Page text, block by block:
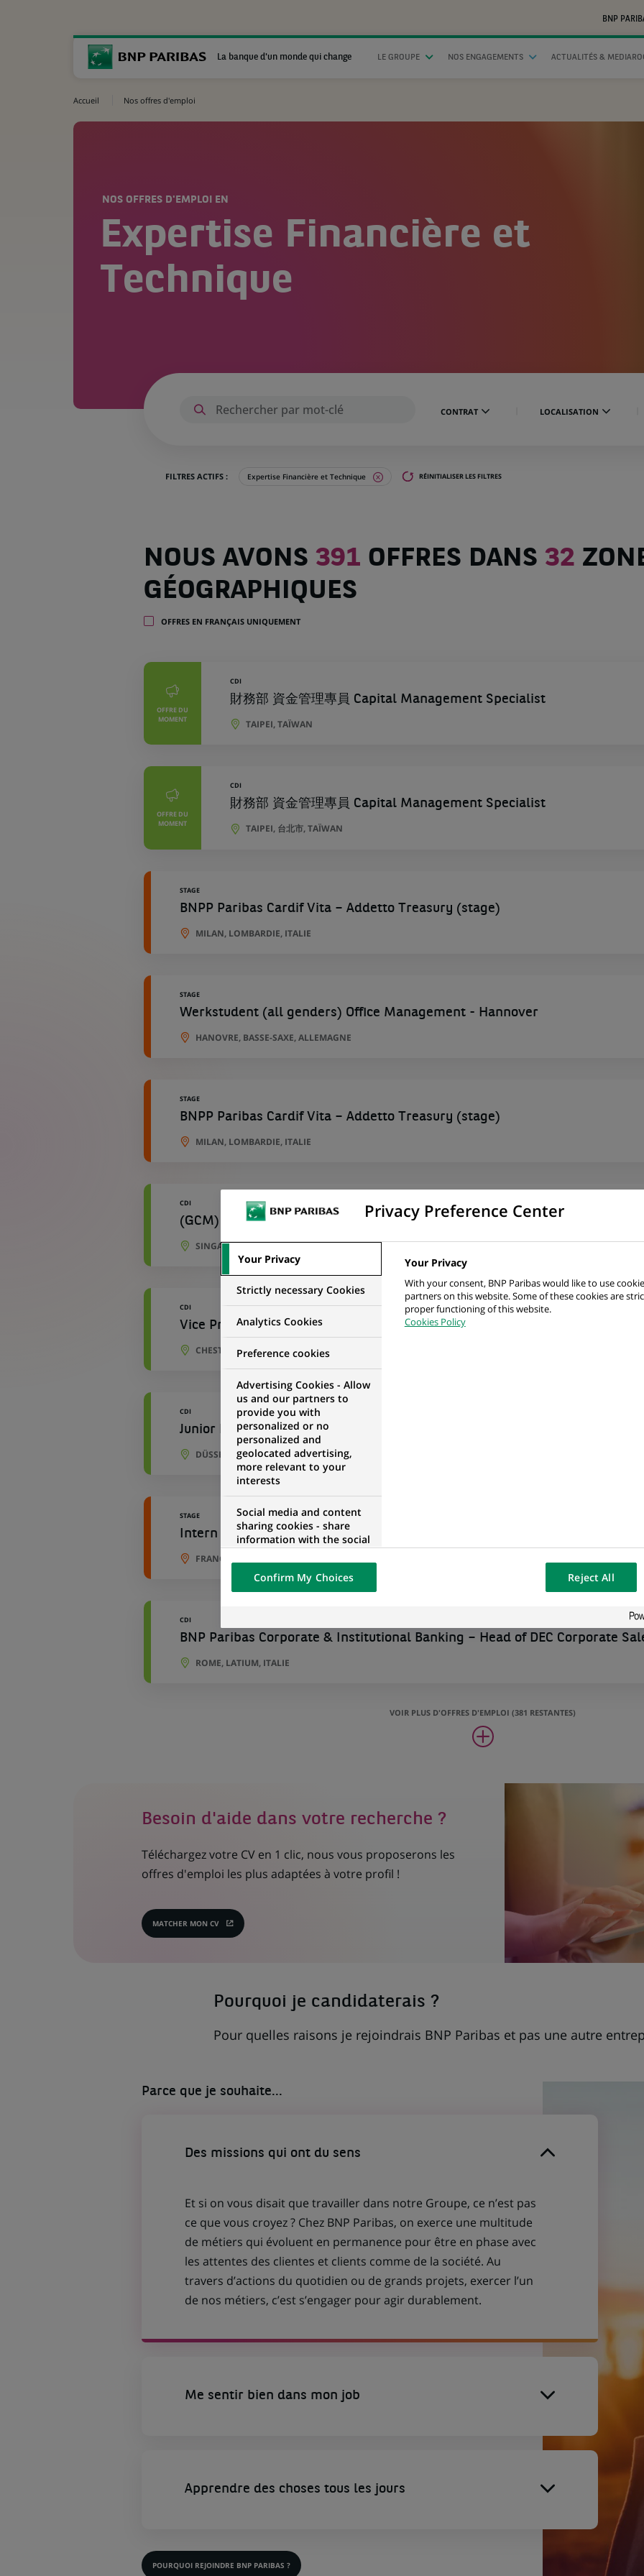
BNP
La banque d'un monde qui change LE GROUPE NOS ENGAGEMENTS ACTUALITÉS &
Accueil Nos offres d'emploi
NOS OFFRES D'EMPLOI EN
Expertise Financière et
Technique
CONTRAT LOCALISATION
FILTRES ACTIFS : Expertise Financière et Technique RÉINITIALISER LES FILTRES
Nous
avons
391
offres
32
NOUS AVONS 391 OFFRES DANS 32
GÉOGRAPHIQUES
OFFRES EN FRANÇAIS UNIQUEMENT
OFFRE DU
MOMENT
CDI
財務部 資金管理專員 Capital Management Specialist
TAIPEI, TAÏWAN
OFFRE DU
MOMENT
CDI
財務部 資金管理專員 Capital Management Specialist
TAIPEI, 台北市, TAÏWAN
STAGE
BNPP Paribas Cardif Vita – Addetto Treasury (stage)
MILAN, LOMBARDIE, ITALIE
STAGE
Werkstudent (all genders) Office Management - Hannover
HANOVRE, BASSE-SAXE, ALLEMAGNE
STAGE
BNPP Paribas Cardif Vita – Addetto Treasury (stage)
MILAN, LOMBARDIE, ITALIE
CDI
(GCM) - Loan Capital Markets - Debt Markets
SINGAPOUR, SINGAPOUR
CDI
Vice President-Cross Assets Business Manager
CHESTERBROOK, PENNSYLVANIE, ÉTATS-UNIS
CDI
Junior Buchhalter Immobilien (all genders) - Düsseldorf
DÜSSELDORF, RHÉNANIE DU NORD-WESTPHALIE, ALLEMAGNE
STAGE
Intern Real Estate - Asset Management (all genders)
FRANCFORT, HESSE, ALLEMAGNE
CDI
BNP Paribas Corporate & Institutional Banking – Head of DEC Corporate
ROME, LATIUM, ITALIE
VOIR PLUS D'OFFRES D'EMPLOI (381 RESTANTES)
Besoin d'aide dans votre recherche ?
Téléchargez votre CV en 1 clic, nous vous proposerons les
offres d'emploi les plus adaptées à votre profil !
MATCHER MON CV
(CE
Pourquoi je candidaterais ?
Pour quelles raisons je rejoindrais BNP Paribas et pas une autre
Parce que je souhaite...
Des missions qui ont du sens
Et si on vous disait que travailler dans notre Groupe, ce n’est pas
ce que vous croyez ? Chez BNP Paribas, on exerce une multitude
de métiers qui évoluent en permanence pour être en phase avec
les attentes des clientes et clients comme de la société. Au
travers d’actions du quotidien ou de grands projets, exercer l’un
de nos métiers, c’est s’engager pour agir durablement.
Me sentir bien dans mon job
Apprendre des choses tous les jours
POURQUOI REJOINDRE BNP PARIBAS ?
Privacy Preference Center
Your Privacy
Strictly necessary Cookies
Analytics Cookies
Preference cookies
Advertising Cookies - Allow
us and our partners to
provide you with
personalized or no
personalized and
geolocated advertising,
more relevant to your
interests
Social media and content
sharing cookies - share
information with the social
networks and propose the
visualization on our website
of the content hosted on a
external website.
Your Privacy
With your consent, BNP Paribas would like to use
partners on this website. Some of these cookies are
proper functioning of this website.
Cookies Policy
Confirm My Choices Reject All